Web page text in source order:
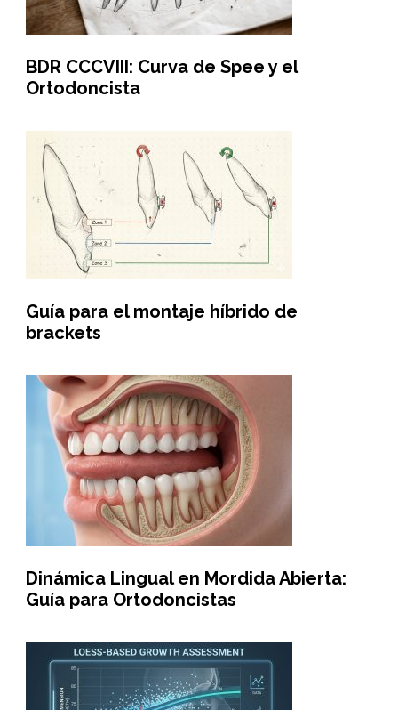
BDR CCCVIII: Curva de Spee y el
Ortodoncista
Guía para el montaje híbrido de
brackets
Dinámica Lingual en Mordida Abierta:
Guía para Ortodoncistas